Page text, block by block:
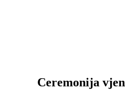
Ceremonija